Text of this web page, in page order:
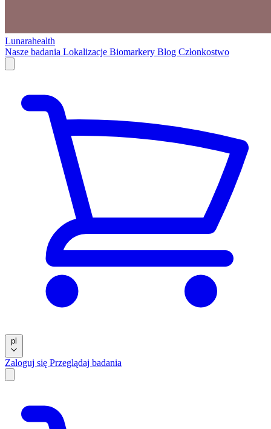
Lunarahealth
Nasze badania Lokalizacje Biomarkery Blog Członkostwo
pl
Zaloguj się Przeglądaj badania